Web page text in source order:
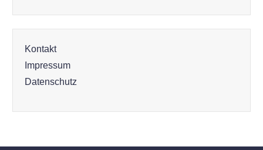
Kontakt
Impressum
Datenschutz